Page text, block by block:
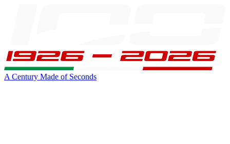
A Century Made of Seconds